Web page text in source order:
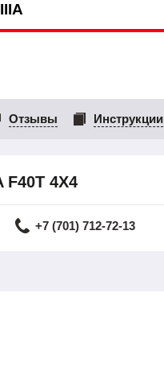
Отзывы Инструкции
4X4
+7 (701) 712-72-13